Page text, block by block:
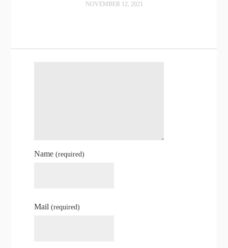
NOVEMBER 12, 2021
Name(required)
Mail(required)